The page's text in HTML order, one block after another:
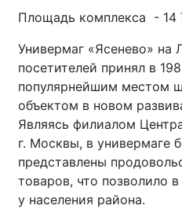
Площадь комплекса - 14
Универмаг «Ясенево» на
посетителей принял в
популярнейшим местом
объектом в новом
Являясь филиалом
г. Москвы, в универмаге
представлены
товаров, что позволило
у населения района.